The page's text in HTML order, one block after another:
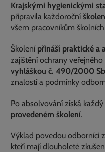
Krajskými hygienickými
připravila každoroční
všem pracovníkům
Školení přináší praktické a
zajištění ochrany
vyhláškou č. 490/2000
znalostí a podmínky
Po absolvování získá
provedeném školení.
Výklad povedou odborníci
kteří mají dlouholeté